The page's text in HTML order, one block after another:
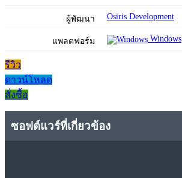
ผู้พัฒนา Osiris Development
แพลตฟอร์ม Windows
รีวิว
ดาวน์โหลด
สั่งซื้อ
ซอฟต์แวร์ที่เกี่ยวข้อง